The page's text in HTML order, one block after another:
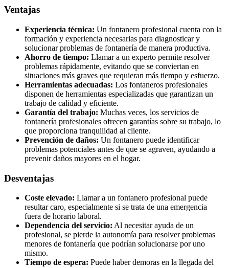
Ventajas
Experiencia técnica: Un fontanero profesional cuenta con la
formación y experiencia necesarias para diagnosticar y
solucionar problemas de fontanería de manera productiva.
Ahorro de tiempo: Llamar a un experto permite resolver
problemas rápidamente, evitando que se conviertan en
situaciones más graves que requieran más tiempo y esfuerzo.
Herramientas adecuadas: Los fontaneros profesionales
disponen de herramientas especializadas que garantizan un
trabajo de calidad y eficiente.
Garantía del trabajo: Muchas veces, los servicios de
fontanería profesionales ofrecen garantías sobre su trabajo, lo
que proporciona tranquilidad al cliente.
Prevención de daños: Un fontanero puede identificar
problemas potenciales antes de que se agraven, ayudando a
prevenir daños mayores en el hogar.
Desventajas
Coste elevado: Llamar a un fontanero profesional puede
resultar caro, especialmente si se trata de una emergencia
fuera de horario laboral.
Dependencia del servicio: Al necesitar ayuda de un
profesional, se pierde la autonomía para resolver problemas
menores de fontanería que podrían solucionarse por uno
mismo.
Tiempo de espera: Puede haber demoras en la llegada del